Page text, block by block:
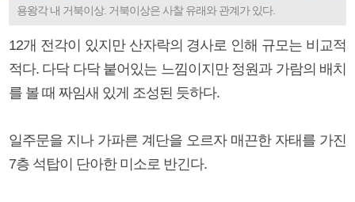
용왕각 내 거북이상. 거북이상은 사찰 유래와 관계가 있다.
12개 전각이 있지만 산자락의 경사로 인해 규모는 비교적
적다. 다닥 다닥 붙어있는 느낌이지만 정원과 가람의 배치
를 볼 때 짜임새 있게 조성된 듯하다.
일주문을 지나 가파른 계단을 오르자 매끈한 자태를 가진
7층 석탑이 단아한 미소로 반긴다.